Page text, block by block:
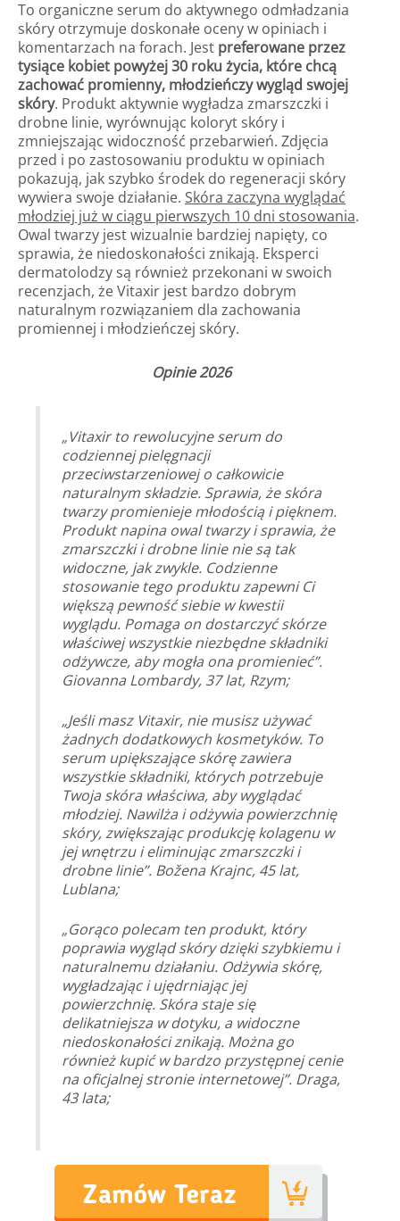
To organiczne serum do aktywnego odmładzania
skóry otrzymuje doskonałe oceny w opiniach i
komentarzach na forach. Jest preferowane przez
tysiące kobiet powyżej 30 roku życia, które chcą
zachować promienny, młodzieńczy wygląd swojej
skóry. Produkt aktywnie wygładza zmarszczki i
drobne linie, wyrównując koloryt skóry i
zmniejszając widoczność przebarwień. Zdjęcia
przed i po zastosowaniu produktu w opiniach
pokazują, jak szybko środek do regeneracji skóry
wywiera swoje działanie. Skóra zaczyna wyglądać
młodziej już w ciągu pierwszych 10 dni stosowania.
Owal twarzy jest wizualnie bardziej napięty, co
sprawia, że niedoskonałości znikają. Eksperci
dermatolodzy są również przekonani w swoich
recenzjach, że Vitaxir jest bardzo dobrym
naturalnym rozwiązaniem dla zachowania
promiennej i młodzieńczej skóry.
Opinie 2026
„Vitaxir to rewolucyjne serum do
codziennej pielęgnacji
przeciwstarzeniowej o całkowicie
naturalnym składzie. Sprawia, że skóra
twarzy promienieje młodością i pięknem.
Produkt napina owal twarzy i sprawia, że
zmarszczki i drobne linie nie są tak
widoczne, jak zwykle. Codzienne
stosowanie tego produktu zapewni Ci
większą pewność siebie w kwestii
wyglądu. Pomaga on dostarczyć skórze
właściwej wszystkie niezbędne składniki
odżywcze, aby mogła ona promienieć”.
Giovanna Lombardy, 37 lat, Rzym;
„Jeśli masz Vitaxir, nie musisz używać
żadnych dodatkowych kosmetyków. To
serum upiększające skórę zawiera
wszystkie składniki, których potrzebuje
Twoja skóra właściwa, aby wyglądać
młodziej. Nawilża i odżywia powierzchnię
skóry, zwiększając produkcję kolagenu w
jej wnętrzu i eliminując zmarszczki i
drobne linie”. Božena Krajnc, 45 lat,
Lublana;
„Gorąco polecam ten produkt, który
poprawia wygląd skóry dzięki szybkiemu i
naturalnemu działaniu. Odżywia skórę,
wygładzając i ujędrniając jej
powierzchnię. Skóra staje się
delikatniejsza w dotyku, a widoczne
niedoskonałości znikają. Można go
również kupić w bardzo przystępnej cenie
na oficjalnej stronie internetowej”. Draga,
43 lata;